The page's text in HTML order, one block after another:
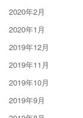
2020年2月
2020年1月
2019年12月
2019年11月
2019年10月
2019年9月